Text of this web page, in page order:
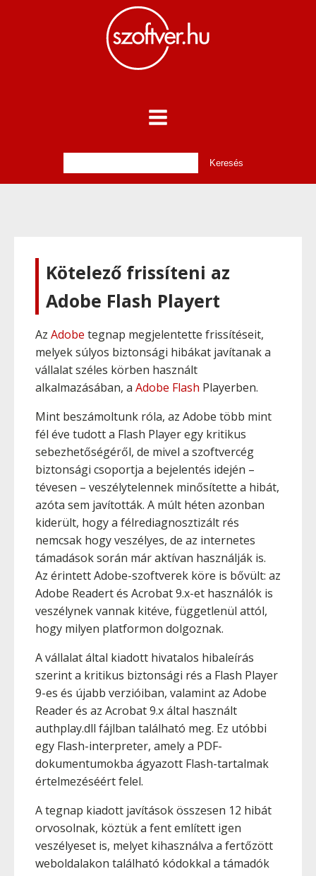
Kötelező frissíteni az
Adobe Flash Playert
Az Adobe tegnap megjelentette frissítéseit,
melyek súlyos biztonsági hibákat javítanak a
vállalat széles körben használt
alkalmazásában, a Adobe Flash Playerben.
Mint beszámoltunk róla, az Adobe több mint
fél éve tudott a Flash Player egy kritikus
sebezhetőségéről, de mivel a szoftvercég
biztonsági csoportja a bejelentés idején –
tévesen – veszélytelennek minősítette a hibát,
azóta sem javították. A múlt héten azonban
kiderült, hogy a félrediagnosztizált rés
nemcsak hogy veszélyes, de az internetes
támadások során már aktívan használják is.
Az érintett Adobe-szoftverek köre is bővült: az
Adobe Readert és Acrobat 9.x-et használók is
veszélynek vannak kitéve, függetlenül attól,
hogy milyen platformon dolgoznak.
A vállalat által kiadott hivatalos hibaleírás
szerint a kritikus biztonsági rés a Flash Player
9-es és újabb verzióiban, valamint az Adobe
Reader és az Acrobat 9.x által használt
authplay.dll fájlban található meg. Ez utóbbi
egy Flash-interpreter, amely a PDF-
dokumentumokba ágyazott Flash-tartalmak
értelmezéséért felel.
A tegnap kiadott javítások összesen 12 hibát
orvosolnak, köztük a fent említett igen
veszélyeset is, melyet kihasználva a fertőzött
weboldalakon található kódokkal a támadók